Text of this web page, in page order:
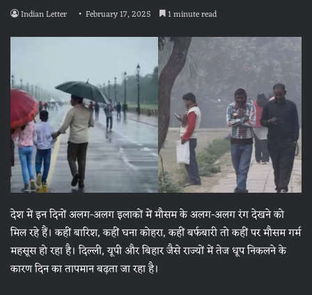
Indian Letter February 17, 2025 1 minute read
देश में इन दिनों अलग-अलग इलाकों में मौसम के अलग-अलग रंग देखने को
मिल रहे हैं। कहीं बारिश, कहीं घना कोहरा, कहीं बर्फबारी तो कहीं पर मौसम गर्म
महसूस हो रहा है। दिल्ली, यूपी और बिहार जैसे राज्यों में तेज धूप निकलने के
कारण दिन का तापमान बढ़ता जा रहा है।